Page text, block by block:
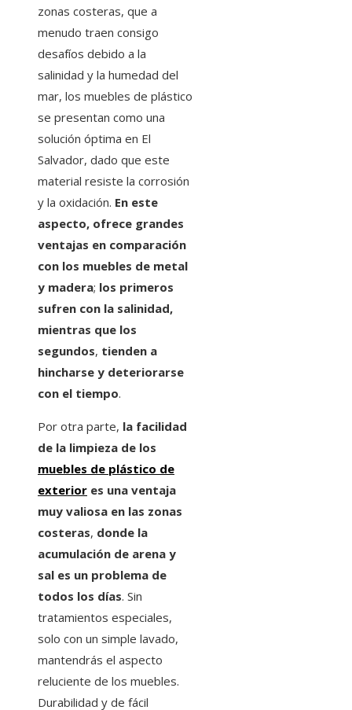
zonas costeras, que a
menudo traen consigo
desafíos debido a la
salinidad y la humedad del
mar, los muebles de plástico
se presentan como una
solución óptima en El
Salvador, dado que este
material resiste la corrosión
y la oxidación. En este
aspecto, ofrece grandes
ventajas en comparación
con los muebles de metal
y madera; los primeros
sufren con la salinidad,
mientras que los
segundos, tienden a
hincharse y deteriorarse
con el tiempo.
Por otra parte, la facilidad
de la limpieza de los
muebles de plástico de
exterior es una ventaja
muy valiosa en las zonas
costeras, donde la
acumulación de arena y
sal es un problema de
todos los días. Sin
tratamientos especiales,
solo con un simple lavado,
mantendrás el aspecto
reluciente de los muebles.
Durabilidad y de fácil